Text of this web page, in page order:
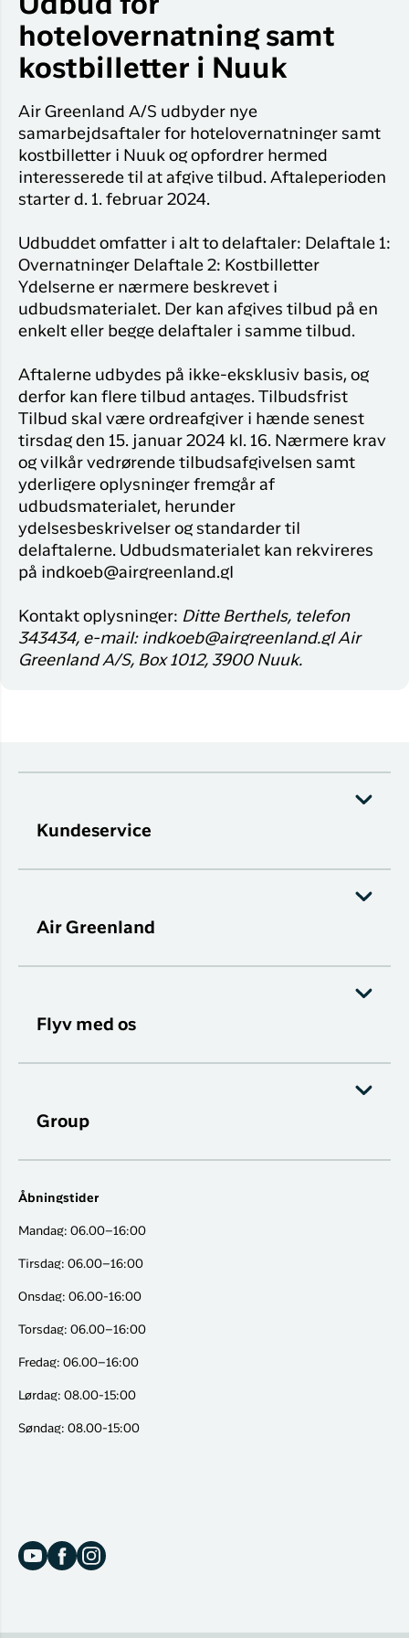
Qaqortoq
Har du glemt din adgangskode?
Ny Profil
Tilmeld dig gratis Club Timmisa og få en
masse eksklusive fordele. Læs mere om
klubben her.
Tilmeld dig Club Timmisa
Udbud for
hotelovernatning samt
kostbilletter i Nuuk
Air Greenland A/S udbyder nye
samarbejdsaftaler for hotelovernatninger samt
kostbilletter i Nuuk og opfordrer hermed
interesserede til at afgive tilbud. Aftaleperioden
starter d. 1. februar 2024.
Udbuddet omfatter i alt to delaftaler: Delaftale 1:
Overnatninger Delaftale 2: Kostbilletter
Ydelserne er nærmere beskrevet i
udbudsmaterialet. Der kan afgives tilbud på en
enkelt eller begge delaftaler i samme tilbud.
Aftalerne udbydes på ikke-eksklusiv basis, og
derfor kan flere tilbud antages. Tilbudsfrist
Tilbud skal være ordreafgiver i hænde senest
tirsdag den 15. januar 2024 kl. 16. Nærmere krav
og vilkår vedrørende tilbudsafgivelsen samt
yderligere oplysninger fremgår af
udbudsmaterialet, herunder
ydelsesbeskrivelser og standarder til
delaftalerne. Udbudsmaterialet kan rekvireres
på indkoeb@airgreenland.gl
Kontakt oplysninger: Ditte Berthels, telefon
343434, e-mail: indkoeb@airgreenland.gl Air
Greenland A/S, Box 1012, 3900 Nuuk.
Kundeservice
Air Greenland
Flyv med os
Group
Åbningstider
Mandag: 06.00–16:00
Tirsdag: 06.00–16:00
Onsdag: 06.00-16:00
Torsdag: 06.00–16:00
Fredag: 06.00–16:00
Lørdag: 08.00-15:00
Søndag: 08.00-15:00